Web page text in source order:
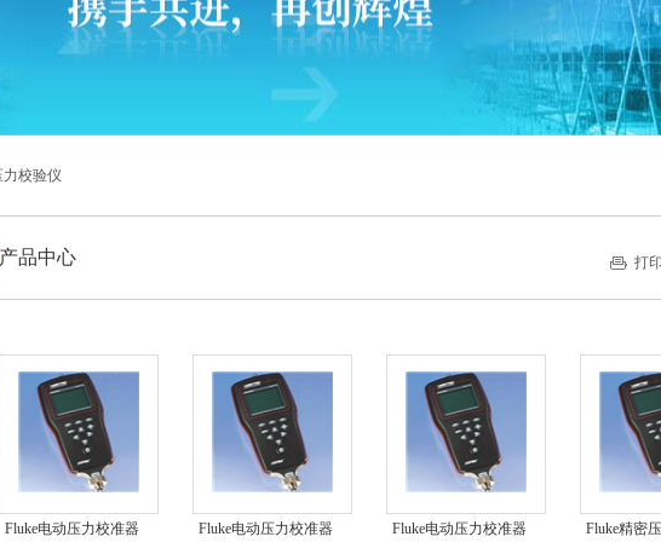
力校验仪
产品中心 打印
Fluke电动压力校准器
Fluke电动压力校准器
Fluke电动压力校准器
Fluke精密